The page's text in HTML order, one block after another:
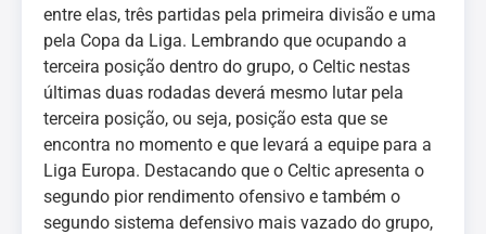
entre elas, três partidas pela primeira divisão e uma
pela Copa da Liga. Lembrando que ocupando a
terceira posição dentro do grupo, o Celtic nestas
últimas duas rodadas deverá mesmo lutar pela
terceira posição, ou seja, posição esta que se
encontra no momento e que levará a equipe para a
Liga Europa. Destacando que o Celtic apresenta o
segundo pior rendimento ofensivo e também o
segundo sistema defensivo mais vazado do grupo,